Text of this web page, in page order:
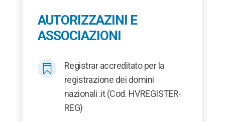
AUTORIZZAZINI E
ASSOCIAZIONI

Registrar accreditato per la
registrazione dei domini
nazionali .it (Cod. HVREGISTER-
REG)